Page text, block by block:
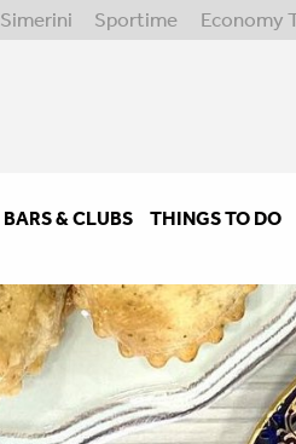
Simerini Sportime Economy
BARS & CLUBS THINGS TO DO